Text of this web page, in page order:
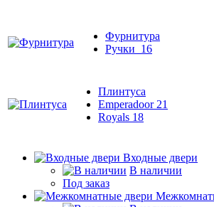
Фурнитура
Ручки 16
Плинтуса
Emperadoor 21
Royals 18
Входные двери
В наличии
Под заказ